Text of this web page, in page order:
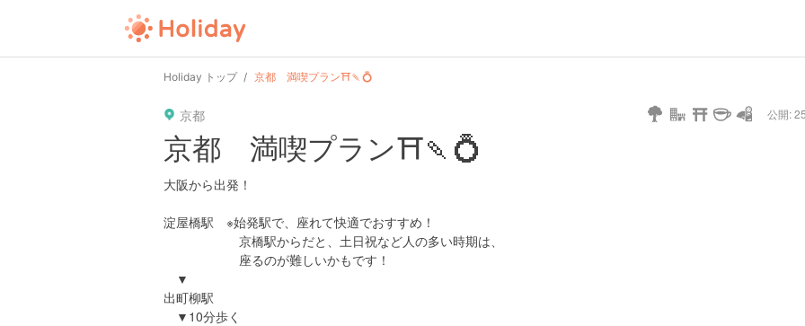
Holiday トップ 京都 満喫プラン⛩️🍡💍
京都 公開:
京都 満喫プラン⛩️🍡💍
大阪から出発！
淀屋橋駅 ※始発駅で、座れて快適でおすすめ！
京橋駅からだと、土日祝など人の多い時期は、
座るのが難しいかもです！
▼
出町柳駅
▼10分歩く